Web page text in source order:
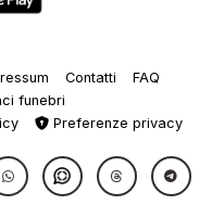
Contatti
FAQ
funebri
Preferenze privacy